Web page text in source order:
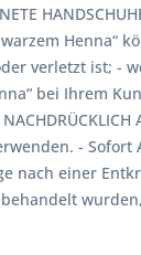
Henna“
verletzt ist; -
bei Ihrem
-
nach einer